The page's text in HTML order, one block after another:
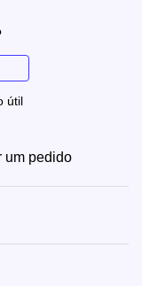
útil
um pedido